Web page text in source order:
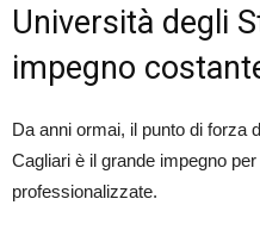
Università degli
impegno
Da anni ormai, il punto di forza
Cagliari è il grande impegno per
professionalizzate.